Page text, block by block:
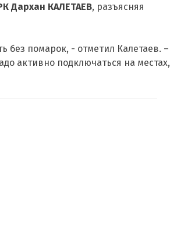
Дархан КАЛЕТАЕВ, разъясняя
без помарок, - отметил Калетаев. –
активно подключаться на местах,